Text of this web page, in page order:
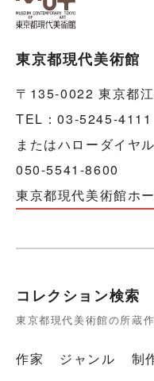
東京都現代美術館
〒135-0022 東京都
TEL：03-5245-4111
またはハローダイヤ
050-5541-8600
東京都現代美術館ホ
コレクション検索
東京都現代美術館の所蔵
作家 ジャンル 制